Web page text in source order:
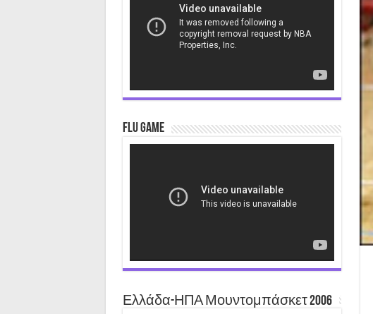
Flu Game
Ελλάδα-ΗΠΑ Μουντομπάσκετ 2006